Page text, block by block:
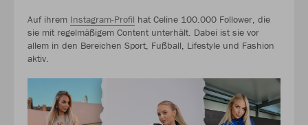
Auf ihrem Instagram-Profil hat Celine 100.000 Follower, die
sie mit regelmäßigem Content unterhält. Dabei ist sie vor
allem in den Bereichen Sport, Fußball, Lifestyle und Fashion
aktiv.